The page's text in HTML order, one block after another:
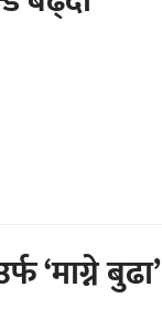
‘माग्ने बुढा’